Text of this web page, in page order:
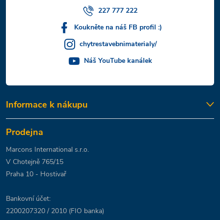
227 777 222
Koukněte na náš FB profil :)
chytrestavebnimaterialy/
Náš YouTube kanálek
Informace k nákupu
Prodejna
Marcons International s.r.o.
V Chotejně 765/15
Praha 10 - Hostivař
Bankovní účet:
2200207320 / 2010 (FIO banka)